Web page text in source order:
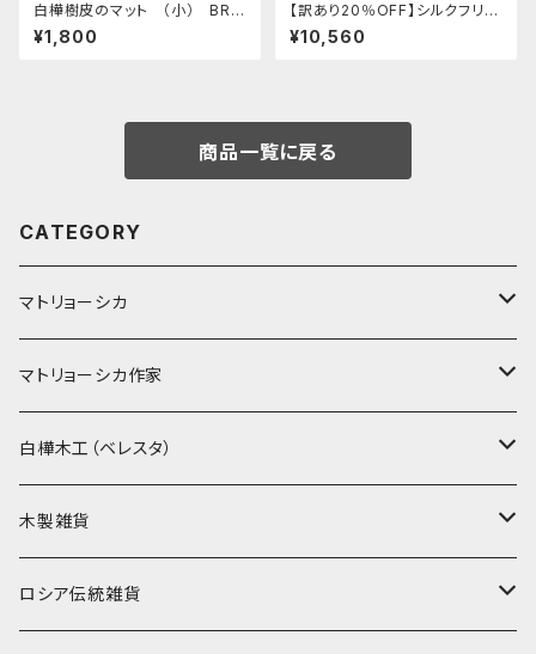
白樺樹皮のマット （小） BRB
07
¥1,800
【訳あり20％OFF】シルクフリン
ジ付きウールスカーフ ロシアン
プラトーク 「蝶々の夢」125x125
¥10,560
商品一覧に戻る
CATEGORY
マトリョーシカ
ノン入れ子マトリョーシカ
イコンモチーフ
クリスマス
ノリンスクの子達
マトリョーシカ作家
イリーナ・ヴァトゥルーシキナ
タマラ・コリエワ
ナジェジダ・イワンツォワ
白樺木工（ベレスタ）
型押しの箱
キャニスター
木製雑貨
ニードルケース・お針刺し
ロシア伝統雑貨